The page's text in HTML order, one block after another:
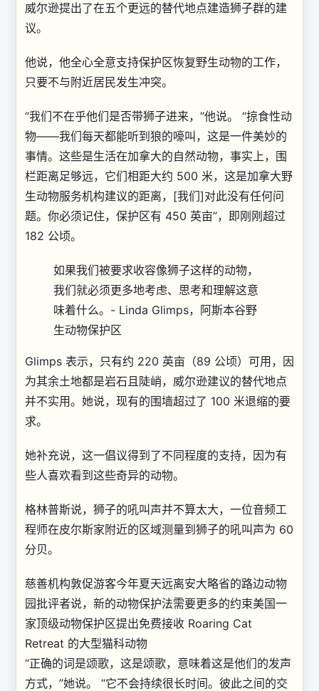
威尔逊提出了在五个更远的替代地点建造狮子群的建
议。
他说，他全心全意支持保护区恢复野生动物的工作，
只要不与附近居民发生冲突。
“我们不在乎他们是否带狮子进来，”他说。 “掠食性动
物——我们每天都能听到狼的嚎叫，这是一件美妙的
事情。这些是生活在加拿大的自然动物，事实上，围
栏距离足够远，它们相距大约 500 米，这是加拿大野
生动物服务机构建议的距离，[我们]对此没有任何问
题。你必须记住，保护区有 450 英亩”，即刚刚超过
182 公顷。
如果我们被要求收容像狮子这样的动物，
我们就必须更多地考虑、思考和理解这意
味着什么。 - Linda Glimps，阿斯本谷野
生动物保护区
Glimps 表示，只有约 220 英亩（89 公顷）可用，因
为其余土地都是岩石且陡峭，威尔逊建议的替代地点
并不实用。她说，现有的围墙超过了 100 米退缩的要
求。
她补充说，这一倡议得到了不同程度的支持，因为有
些人喜欢看到这些奇异的动物。
格林普斯说，狮子的吼叫声并不算太大，一位音频工
程师在皮尔斯家附近的区域测量到狮子的吼叫声为 60
分贝。
慈善机构敦促游客今年夏天远离安大略省的路边动物
园批评者说，新的动物保护法需要更多的约束美国一
家顶级动物保护区提出免费接收 Roaring Cat
Retreat 的大型猫科动物
“正确的词是颂歌，这是颂歌，意味着这是他们的发声
方式，”她说。 “它不会持续很长时间。彼此之间的交